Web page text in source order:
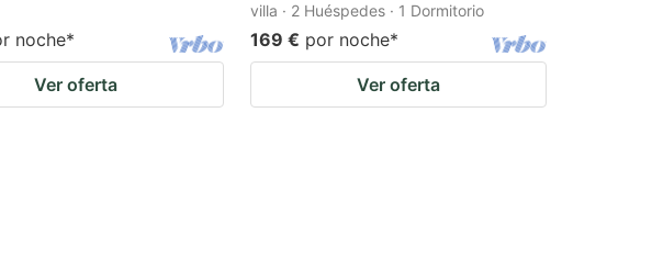
noche*
Ver oferta
villa · 2 Huéspedes · 1 Dormitorio
169 € por noche*
Ver oferta